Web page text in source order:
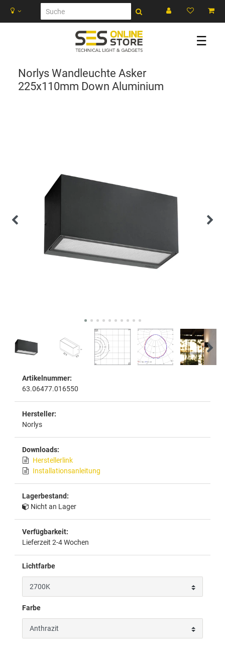
☰
Norlys Wandleuchte Asker
225x110mm Down Aluminium
Artikelnummer:
63.06477.016550
Hersteller:
Norlys
Downloads:
Herstellerlink
Installationsanleitung
Lagerbestand:
Nicht an Lager
Verfügbarkeit:
Lieferzeit 2-4 Wochen
Lichtfarbe
Farbe